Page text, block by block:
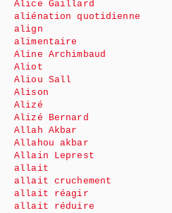
Alice Gaillard
aliénation quotidienne
align
alimentaire
Aline Archimbaud
Aliot
Aliou Sall
Alison
Alizé
Alizé Bernard
Allah Akbar
Allahou akbar
Allain Leprest
allait
allait cruchement
allait réagir
allait réduire